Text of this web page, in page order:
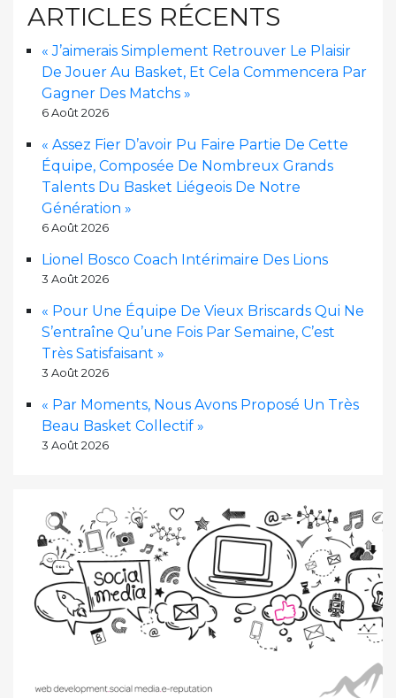
ARTICLES RÉCENTS
« J’aimerais Simplement Retrouver Le Plaisir
De Jouer Au Basket, Et Cela Commencera Par
Gagner Des Matchs »
6 Août 2026
« Assez Fier D’avoir Pu Faire Partie De Cette
Équipe, Composée De Nombreux Grands
Talents Du Basket Liégeois De Notre
Génération »
6 Août 2026
Lionel Bosco Coach Intérimaire Des Lions
3 Août 2026
« Pour Une Équipe De Vieux Briscards Qui Ne
S’entraîne Qu’une Fois Par Semaine, C’est
Très Satisfaisant »
3 Août 2026
« Par Moments, Nous Avons Proposé Un Très
Beau Basket Collectif »
3 Août 2026